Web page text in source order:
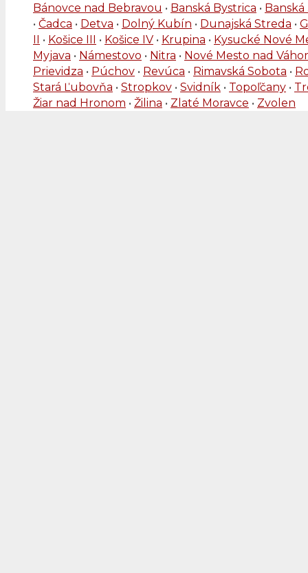
Bánovce nad Bebravou • Banská Bystrica • Banská
• Čadca • Detva • Dolný Kubín • Dunajská Streda •
II • Košice III • Košice IV • Krupina • Kysucké Nové
Myjava • Námestovo • Nitra • Nové Mesto nad
Prievidza • Púchov • Revúca • Rimavská Sobota •
Stará Ľubovňa • Stropkov • Svidník • Topoľčany •
Žiar nad Hronom • Žilina • Zlaté Moravce • Zvolen